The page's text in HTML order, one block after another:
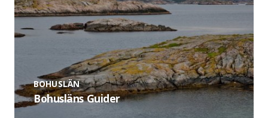
BOHUSLÄN
Bohusläns Guider